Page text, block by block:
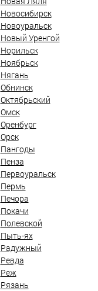
Новосибирск
Новоуральск
Новый Уренгой
Норильск
Ноябрьск
Нягань
Обнинск
Октябрьский
Омск
Оренбург
Орск
Пангоды
Пенза
Первоуральск
Пермь
Печора
Покачи
Полевской
Пыть-ях
Радужный
Ревда
Реж
Рязань